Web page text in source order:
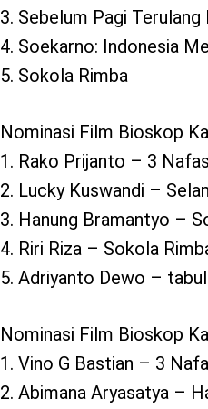
3. Sebelum Pagi Terulang
4. Soekarno: Indonesia
5. Sokola Rimba
Nominasi Film Bioskop
1. Rako Prijanto – 3
2. Lucky Kuswandi –
3. Hanung Bramantyo –
4. Riri Riza – Sokola
5. Adriyanto Dewo –
Nominasi Film Bioskop
1. Vino G Bastian – 3
2. Abimana Aryasatya –